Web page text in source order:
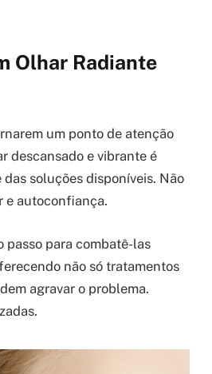
Olhar Radiante
um ponto de atenção
descansado e vibrante é
soluções disponíveis. Não
e autoconfiança.
passo para combatê-las
não só tratamentos
agravar o problema.